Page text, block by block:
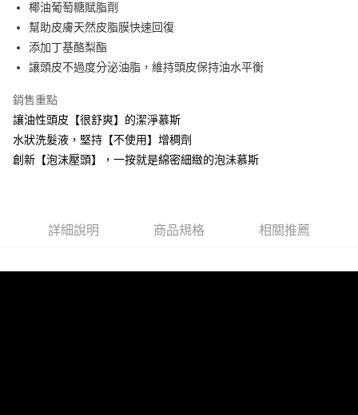
椰油葡萄糖賦脂劑
幫助皮膚天然皮脂膜快速回復
添加丁基酪梨酯
讓頭皮不過度分泌油脂，維持頭皮保持油水平衡
銷售重點
讓油性頭皮【很舒爽】的潔淨慕斯
水狀洗髮液，堅持【不使用】增稠劑
創新【泡沫壓頭】，一按就是綿密細緻的泡沬慕斯
詳細說明 商品規格 相關推薦